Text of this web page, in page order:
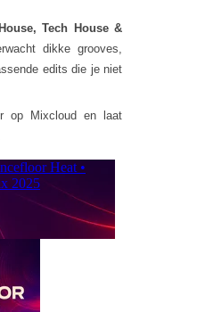
Tech House &
dikke grooves,
edits die je niet
op Mixcloud en laat